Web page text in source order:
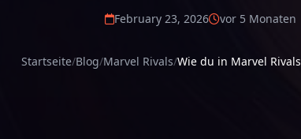
February 23, 2026 vor 5 Monaten
Startseite Blog Marvel Rivals Wie du in Marvel